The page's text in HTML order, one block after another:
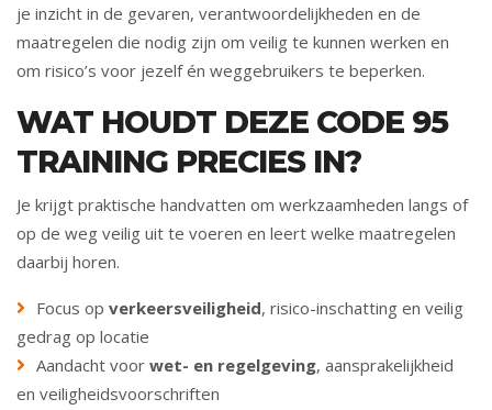
je inzicht in de gevaren, verantwoordelijkheden en de
maatregelen die nodig zijn om veilig te kunnen werken en
om risico’s voor jezelf én weggebruikers te beperken.
WAT HOUDT DEZE CODE 95
TRAINING PRECIES IN?
Je krijgt praktische handvatten om werkzaamheden langs of
op de weg veilig uit te voeren en leert welke maatregelen
daarbij horen.
Focus op verkeersveiligheid, risico-inschatting en veilig
gedrag op locatie
Aandacht voor wet- en regelgeving, aansprakelijkheid
en veiligheidsvoorschriften